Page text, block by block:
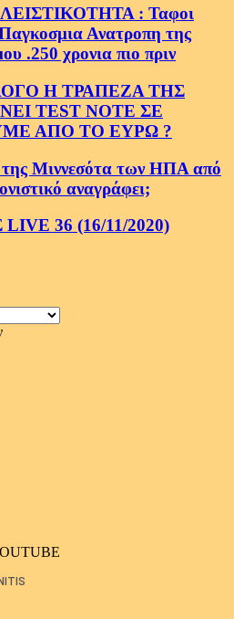
: Ταφοι
Ανατροπη της
.250 χρονια πιο πριν
Η ΤΡΑΠΕΖΑ ΤΗΣ
TEST NOTE ΣΕ
ΑΠΟ ΤΟ ΕΥΡΩ ?
Μιννεσότα των ΗΠΑ από
αναγράφει;
36 (16/11/2020)